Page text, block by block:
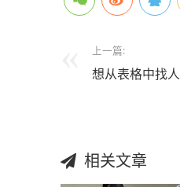
上一篇:
想从表格中找人
相关文章